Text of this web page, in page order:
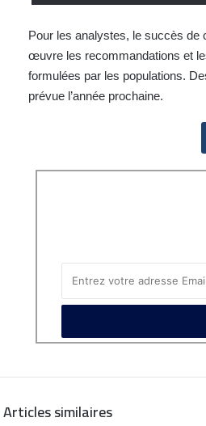
Pour les analystes, le succès de
œuvre les recommandations et
formulées par les populations.
prévue l’année prochaine.
Articles similaires